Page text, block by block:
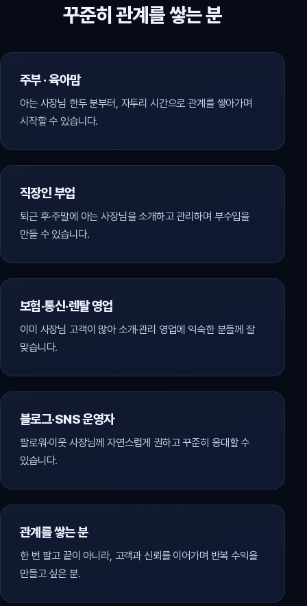
꾸준히 관계를 쌓는 분
주부 · 육아맘
아는 사장님 한두 분부터, 자투리 시간으로 관계를 쌓아가며
시작할 수 있습니다.
직장인 부업
퇴근 후·주말에 아는 사장님을 소개하고 관리하며 부수입을
만들 수 있습니다.
보험·통신·렌탈 영업
이미 사장님 고객이 많아 소개·관리 영업에 익숙한 분들께 잘
맞습니다.
블로그·SNS 운영자
팔로워·이웃 사장님께 자연스럽게 권하고 꾸준히 응대할 수
있습니다.
관계를 쌓는 분
한 번 팔고 끝이 아니라, 고객과 신뢰를 이어가며 반복 수익을
만들고 싶은 분.